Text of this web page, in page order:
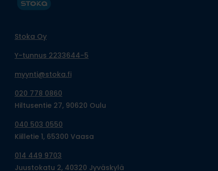
Stoka Oy
Y-tunnus 2233644-5
myynti@stoka.fi
020 778 0860
Hiltusentie 27, 90620 Oulu
040 503 0550
Kiilletie 1, 65300 Vaasa
014 449 9703
Juustokatu 2, 40320 Jyväskylä